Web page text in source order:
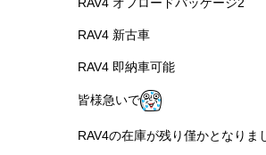
RAV4 新古車
RAV4 即納車可能
皆様急いで
RAV4の在庫が残り僅かとなりま